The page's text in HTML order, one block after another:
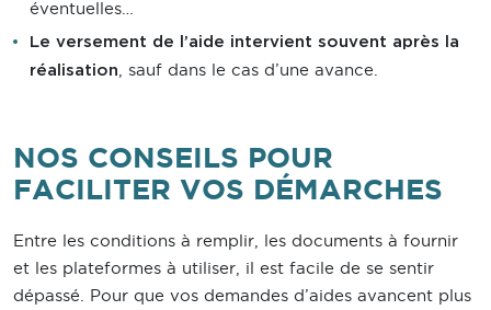
éventuelles…
Le versement de l’aide intervient souvent après la
réalisation
, sauf dans le cas d’une avance.
NOS CONSEILS POUR
FACILITER VOS DÉMARCHES
Entre les conditions à remplir, les documents à fournir
et les plateformes à utiliser, il est facile de se sentir
dépassé. Pour que vos demandes d’aides avancent plus